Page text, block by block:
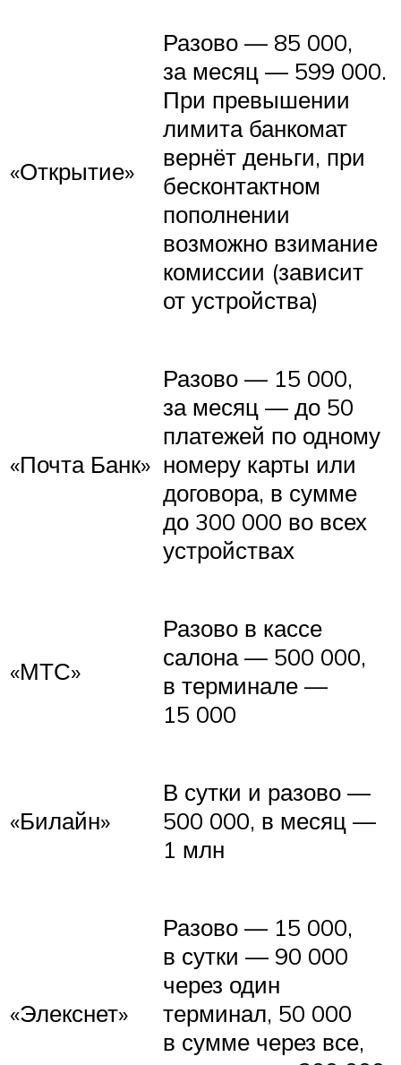
«Открытие»
Разово — 85 000,
за месяц — 599 000.
При превышении
лимита банкомат
вернёт деньги, при
бесконтактном
пополнении
возможно взимание
комиссии (зависит
от устройства)
«Почта Банк»
Разово — 15 000,
за месяц — до 50
платежей по одному
номеру карты или
договора, в сумме
до 300 000 во всех
устройствах
«МТС»
Разово в кассе
салона — 500 000,
в терминале —
15 000
«Билайн»
В сутки и разово —
500 000, в месяц —
1 млн
«Элекснет»
Разово — 15 000,
в сутки — 90 000
через один
терминал, 50 000
в сумме через все,